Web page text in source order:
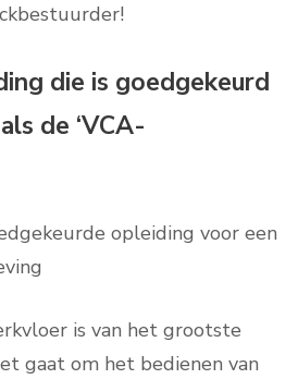
die is goedgekeurd
de ‘VCA-
opleiding voor een
is van het grootste
gaat om het bedienen van